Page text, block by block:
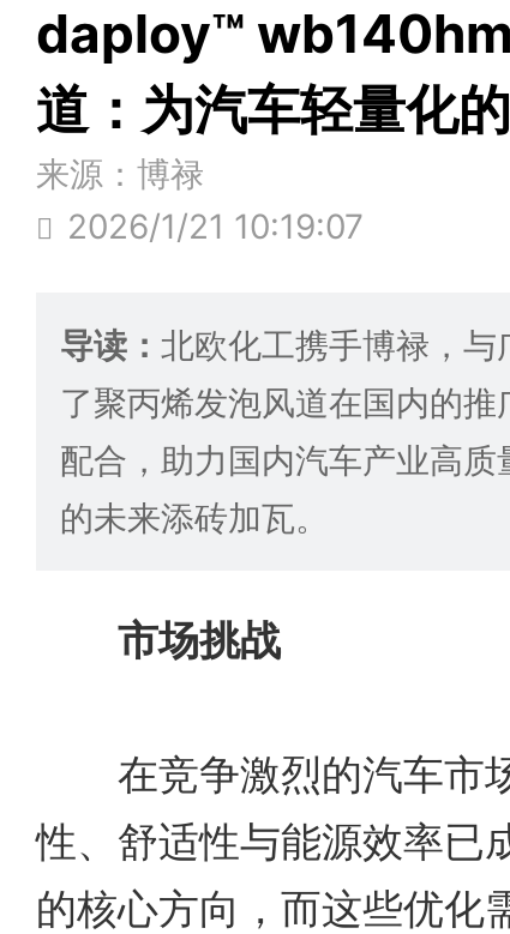
daploy™
道：为汽车轻量化
来源：博禄
2026/1/21 10:19:07
导读： 北欧化工携手博禄，
了聚丙烯发泡风道在国内的
配合，助力国内汽车产业高
的未来添砖加瓦。
市场挑战
在竞争激烈的汽车市
性、舒适性与能源效率已
的核心方向，而这些优化